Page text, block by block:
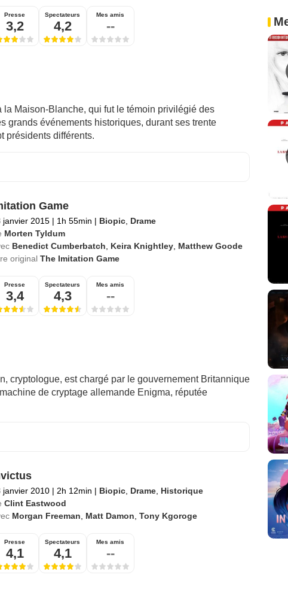
Presse
3,2
Spectateurs
4,2
Mes amis
--
la Maison-Blanche, qui fut le témoin privilégié des
grands événements historiques, durant ses trente
présidents différents.
Game
janvier 2015 | 1h 55min | Biopic, Drame
Morten Tyldum
Benedict Cumberbatch Keira Knightley, Matthew Goode
original The Imitation Game
Presse
3,4
Spectateurs
4,3
Mes amis
--
cryptologue, est chargé par le gouvernement Britannique
de cryptage allemande Enigma, réputée
janvier 2010 | 2h 12min | Biopic, Drame, Historique
Clint Eastwood
Morgan Freeman Matt Damon Tony Kgoroge
Presse
4,1
Spectateurs
4,1
Mes amis
--